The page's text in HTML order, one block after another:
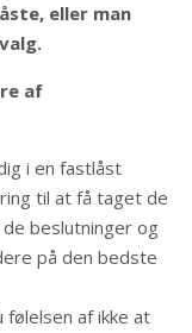
eller man
af
i en fastlåst
til at få taget de
beslutninger og
på den bedste
af ikke at